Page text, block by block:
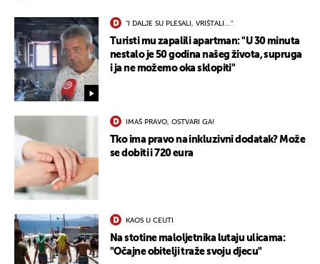
"I DALJE SU PLESALI, VRIŠTALI..."
Turisti mu zapalili apartman: "U 30 minuta
nestalo je 50 godina našeg života, supruga
i ja ne možemo oka sklopiti"
IMAŠ PRAVO, OSTVARI GA!
Tko ima pravo na inkluzivni dodatak? Može
se dobiti i 720 eura
KAOS U CEUTI
Na stotine maloljetnika lutaju ulicama:
"Očajne obitelji traže svoju djecu"